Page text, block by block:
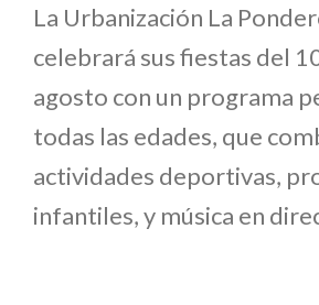
La Urbanización La
celebrará sus fiestas del
agosto con un programa
todas las edades, que
actividades deportivas,
infantiles, y música en